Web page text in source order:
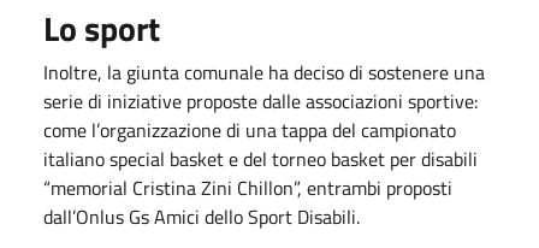
Lo sport
Inoltre, la giunta comunale ha deciso di sostenere una
serie di iniziative proposte dalle associazioni sportive:
come l’organizzazione di una tappa del campionato
italiano special basket e del torneo basket per disabili
“memorial Cristina Zini Chillon”, entrambi proposti
dall’Onlus Gs Amici dello Sport Disabili.